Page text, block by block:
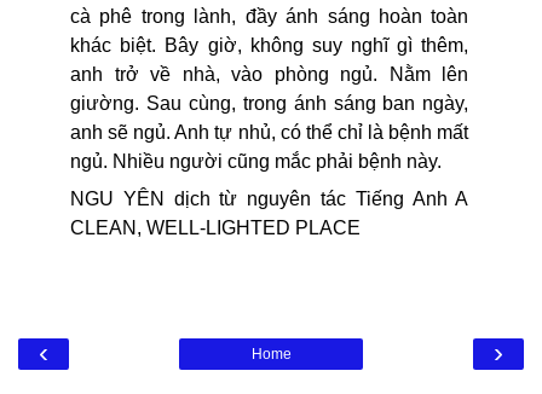
cà phê trong lành, đầy ánh sáng hoàn toàn
khác biệt. Bây giờ, không suy nghĩ gì thêm,
anh trở về nhà, vào phòng ngủ. Nằm lên
giường. Sau cùng, trong ánh sáng ban ngày,
anh sẽ ngủ. Anh tự nhủ, có thể chỉ là bệnh mất
ngủ. Nhiều người cũng mắc phải bệnh này.
NGU YÊN dịch từ nguyên tác Tiếng Anh A
CLEAN, WELL-LIGHTED PLACE
‹ ›
Home